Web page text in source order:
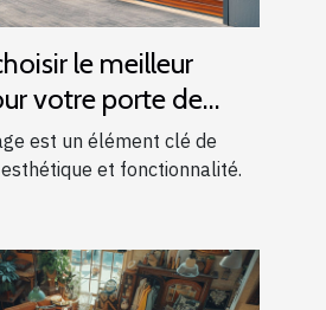
le meilleur
votre porte de
est un élément clé de
et fonctionnalité.